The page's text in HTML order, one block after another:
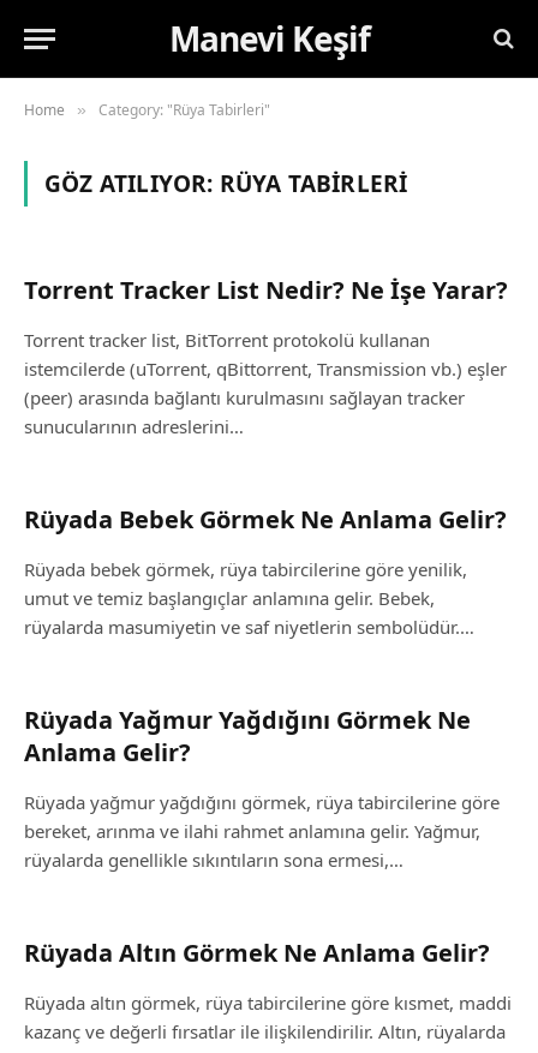
Manevi Keşif
Home » Category: "Rüya Tabirleri"
GÖZ ATILIYOR: RÜYA TABIRLERI
Torrent Tracker List Nedir? Ne İşe Yarar?
Torrent tracker list, BitTorrent protokolü kullanan
istemcilerde (uTorrent, qBittorrent, Transmission vb.) eşler
(peer) arasında bağlantı kurulmasını sağlayan tracker
sunucularının adreslerini…
Rüyada Bebek Görmek Ne Anlama Gelir?
Rüyada bebek görmek, rüya tabircilerine göre yenilik,
umut ve temiz başlangıçlar anlamına gelir. Bebek,
rüyalarda masumiyetin ve saf niyetlerin sembolüdür.…
Rüyada Yağmur Yağdığını Görmek Ne
Anlama Gelir?
Rüyada yağmur yağdığını görmek, rüya tabircilerine göre
bereket, arınma ve ilahi rahmet anlamına gelir. Yağmur,
rüyalarda genellikle sıkıntıların sona ermesi,…
Rüyada Altın Görmek Ne Anlama Gelir?
Rüyada altın görmek, rüya tabircilerine göre kısmet, maddi
kazanç ve değerli fırsatlar ile ilişkilendirilir. Altın, rüyalarda